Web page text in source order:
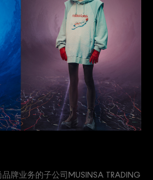
牌业务的子公司MUSINSA TRADING